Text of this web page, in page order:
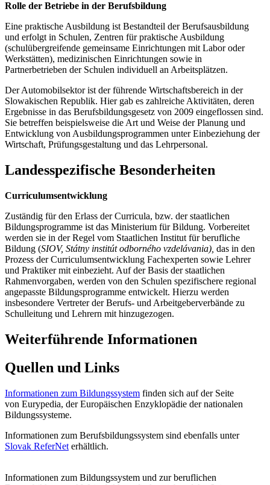
Rolle der Betriebe in der Berufsbildung
Eine praktische Ausbildung ist Bestandteil der Berufsausbildung
und erfolgt in Schulen, Zentren für praktische Ausbildung
(schulübergreifende gemeinsame Einrichtungen mit Labor oder
Werkstätten), medizinischen Einrichtungen sowie in
Partnerbetrieben der Schulen individuell an Arbeitsplätzen.
Der Automobilsektor ist der führende Wirtschaftsbereich in der
Slowakischen Republik. Hier gab es zahlreiche Aktivitäten, deren
Ergebnisse in das Berufsbildungsgesetz von 2009 eingeflossen sind.
Sie betreffen beispielsweise die Art und Weise der Planung und
Entwicklung von Ausbildungsprogrammen unter Einbeziehung der
Wirtschaft, Prüfungsgestaltung und das Lehrpersonal.
Landesspezifische Besonderheiten
Curriculumsentwicklung
Zuständig für den Erlass der Curricula, bzw. der staatlichen
Bildungsprogramme ist das Ministerium für Bildung. Vorbereitet
werden sie in der Regel vom Staatlichen Institut für berufliche
Bildung (SIOV, Státny institút odborného vzdelávania), das in den
Prozess der Curriculumsentwicklung Fachexperten sowie Lehrer
und Praktiker mit einbezieht. Auf der Basis der staatlichen
Rahmenvorgaben, werden von den Schulen spezifischere regional
angepasste Bildungsprogramme entwickelt. Hierzu werden
insbesondere Vertreter der Berufs- und Arbeitgeberverbände zu
Schulleitung und Lehrern mit hinzugezogen.
Weiterführende Informationen
Quellen und Links
Informationen zum Bildungssystem finden sich auf der Seite
von Eurypedia, der Europäischen Enzyklopädie der nationalen
Bildungssysteme.
Informationen zum Berufsbildungssystem sind ebenfalls unter
Slovak ReferNet erhältlich.
Informationen zum Bildungssystem und zur beruflichen